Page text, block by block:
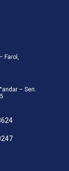
Farol,
– Sen.